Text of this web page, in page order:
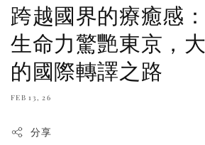
跨越國界的療癒感
生命力驚艷東京，
的國際轉譯之路
FEB 13, 26
分享